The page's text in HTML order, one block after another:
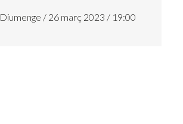
Diumenge / 26 març 2023 / 19:00